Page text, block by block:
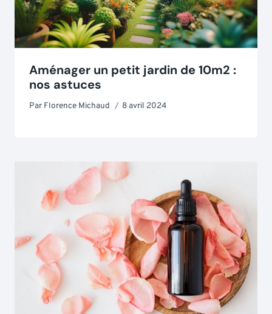
Aménager un petit jardin de 10m2 :
nos astuces
Par Florence Michaud 8 avril 2024